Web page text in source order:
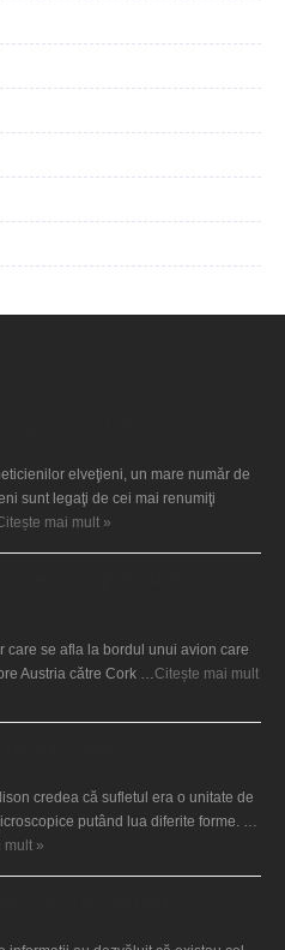
elveţieni, un mare număr de
sunt legaţi de cei mai renumiţi
mai mult »
care se afla la bordul unui avion care
Austria către Cork …Citește mai mult
credea că sufletul era o unitate de
putând lua diferite forme. …
mult »